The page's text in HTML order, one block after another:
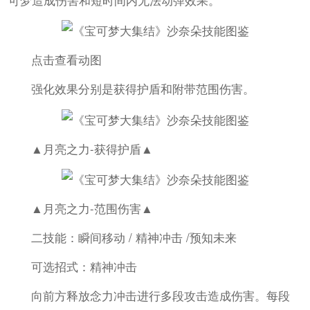
点击查看动图
强化效果分别是获得护盾和附带范围伤害。
▲月亮之力-获得护盾▲
▲月亮之力-范围伤害▲
二技能：瞬间移动 / 精神冲击 /预知未来
可选招式：精神冲击
向前方释放念力冲击进行多段攻击造成伤害。每段